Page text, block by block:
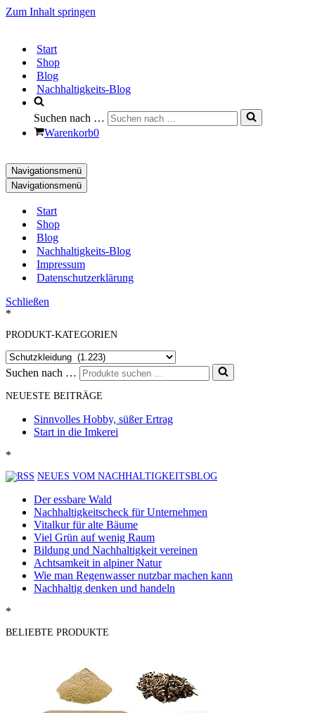
Zum Inhalt springen
Start
Shop
Blog
Nachhaltigkeits-Blog
Suchen nach …
Warenkorb0
Navigationsmenü
Navigationsmenü
Start
Shop
Blog
Nachhaltigkeits-Blog
Impressum
Datenschutzerklärung
Schließen
*
PRODUKT-KATEGORIEN
Suchen nach …
NEUESTE BEITRÄGE
Sinnvolles Hobby, süßer Ertrag
Start in die Imkerei
*
NEUES VOM NACHHALTIGKEITSBLOG
Der essbare Wald
Nachhaltigkeitscheck für Unternehmen
Vitalkur für alte Bäume
Viel Grün auf wenig Raum
Bildung und Nachhaltigkeit vereinen
Achtsamkeit in alpiner Natur
Wie man Regenwasser nutzbar machen kann
Nachhaltig denken und handeln
*
BELIEBTE PRODUKTE